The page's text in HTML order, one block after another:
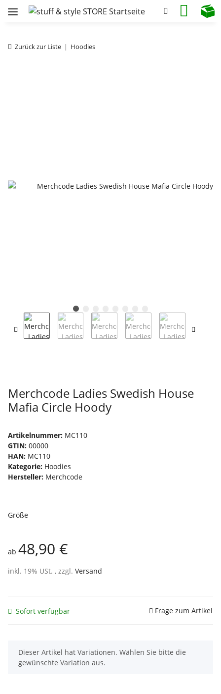
Zurück zur Liste Hoodies
Merchcode Ladies Swedish House
Mafia Circle Hoody
Artikelnummer: MC110
GTIN: 00000
HAN: MC110
Kategorie: Hoodies
Hersteller: Merchcode
Größe
ab 48,90 €
inkl. 19% USt. , zzgl. Versand
Sofort verfügbar Frage zum Artikel
x
Dieser Artikel hat Variationen. Wählen Sie bitte die
gewünschte Variation aus.